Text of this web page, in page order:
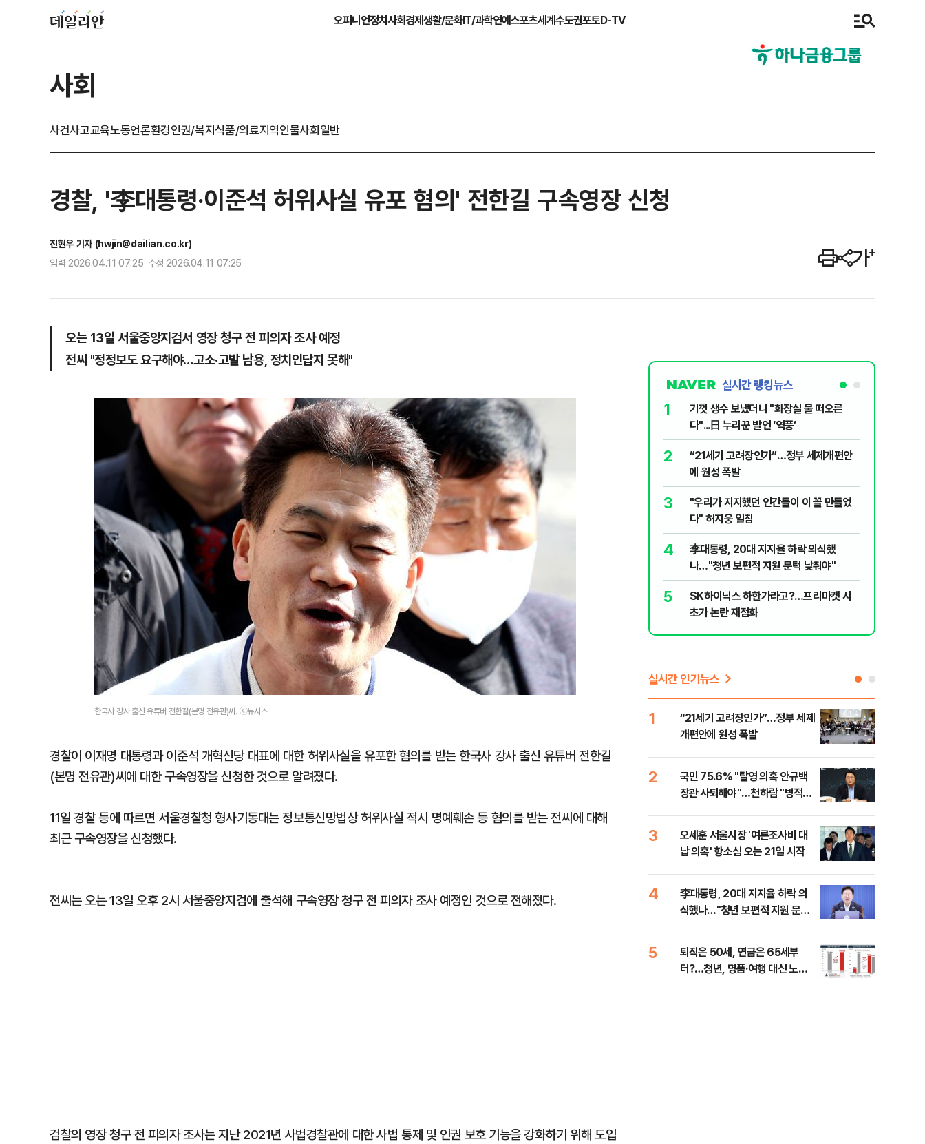
오피니언정치사회경제생활/문화IT/과학연예스포츠세계수도권포토D-TV
사회
사건사고교육노동언론환경인권/복지식품/의료지역인물사회일반
경찰, '李대통령·이준석 허위사실 유포 혐의' 전한길 구속영장 신청
진현우 기자 (hwjin@dailian.co.kr)
입력 2026.04.11 07:25 수정 2026.04.11 07:25
오는 13일 서울중앙지검서 영장 청구 전 피의자 조사 예정
전씨 "정정보도 요구해야…고소·고발 남용, 정치인답지 못해"
한국사 강사 출신 유튜버 전한길(본명 전유관)씨. ⓒ뉴시스
경찰이 이재명 대통령과 이준석 개혁신당 대표에 대한 허위사실을 유포한 혐의를 받는 한국사 강사 출신 유튜버 전한길
(본명 전유관)씨에 대한 구속영장을 신청한 것으로 알려졌다.
11일 경찰 등에 따르면 서울경찰청 형사기동대는 정보통신망법상 허위사실 적시 명예훼손 등 혐의를 받는 전씨에 대해
최근 구속영장을 신청했다.
전씨는 오는 13일 오후 2시 서울중앙지검에 출석해 구속영장 청구 전 피의자 조사 예정인 것으로 전해졌다.
검찰의 영장 청구 전 피의자 조사는 지난 2021년 사법경찰관에 대한 사법 통제 및 인권 보호 기능을 강화하기 위해 도입
실시간 랭킹뉴스
1
기껏 생수 보냈더니 "화장실 물 떠오른
다"...日 누리꾼 발언 ‘역풍’
2
“21세기 고려장인가”…정부 세제개편안
에 원성 폭발
3
"우리가 지지했던 인간들이 이 꼴 만들었
다" 허지웅 일침
4
李대통령, 20대 지지율 하락 의식했
나…"청년 보편적 지원 문턱 낮춰야"
5
SK하이닉스 하한가라고?…프리마켓 시
초가 논란 재점화
실시간 인기뉴스
1
“21세기 고려장인가”…정부 세제
개편안에 원성 폭발
2
국민 75.6% "탈영 의혹 안규백
장관 사퇴해야"…천하람 "병적기
3
오세훈 서울시장 '여론조사비 대
납 의혹' 항소심 오는 21일 시작
4
李대통령, 20대 지지율 하락 의
식했나…"청년 보편적 지원 문턱
5
퇴직은 50세, 연금은 65세부
터?…청년, 명품·여행 대신 노후